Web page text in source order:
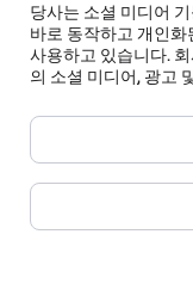
Capterra, G2,
당사는 소셜 미디어
바로 동작하고 개인
사용하고 있습니다.
의 소셜 미디어, 광고